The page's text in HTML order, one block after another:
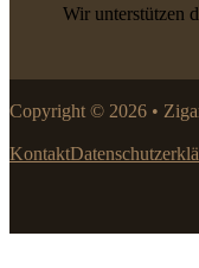
Wir unterstützen
Copyright © 2026 •
Kontakt